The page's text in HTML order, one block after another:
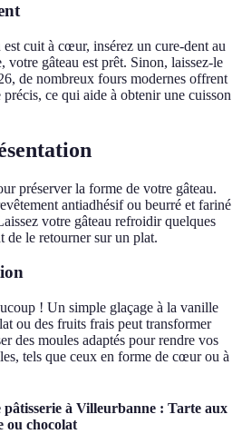
cuit à cœur, insérez un cure-dent au
votre gâteau est prêt. Sinon, laissez-le
de nombreux fours modernes offrent
précis, ce qui aide à obtenir une cuisson
préserver la forme de votre gâteau.
antiadhésif ou beurré et fariné
votre gâteau refroidir quelques
de le retourner sur un plat.
! Un simple glaçage à la vanille
ou des fruits frais peut transformer
des moules adaptés pour rendre vos
tels que ceux en forme de cœur ou à
à Villeurbanne : Tarte aux
ou chocolat